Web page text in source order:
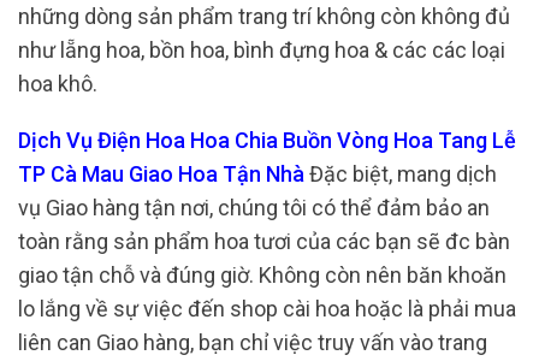
những dòng sản phẩm trang trí không còn không đủ
như lẵng hoa, bồn hoa, bình đựng hoa & các các loại
hoa khô.
Dịch Vụ Điện Hoa Hoa Chia Buồn Vòng Hoa Tang Lễ
TP Cà Mau Giao Hoa Tận Nhà Đặc biệt, mang dịch
vụ Giao hàng tận nơi, chúng tôi có thể đảm bảo an
toàn rằng sản phẩm hoa tươi của các bạn sẽ đc bàn
giao tận chỗ và đúng giờ. Không còn nên băn khoăn
lo lắng về sự việc đến shop cài hoa hoặc là phải mua
liên can Giao hàng, bạn chỉ việc truy vấn vào trang